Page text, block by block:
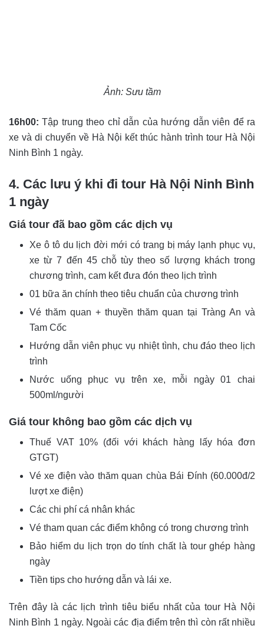
Ảnh: Sưu tầm
16h00: Tập trung theo chỉ dẫn của hướng dẫn viên để ra
xe và di chuyển về Hà Nội kết thúc hành trình tour Hà Nội
Ninh Bình 1 ngày.
4. Các lưu ý khi đi tour Hà Nội Ninh Bình
1 ngày
Giá tour đã bao gồm các dịch vụ
Xe ô tô du lịch đời mới có trang bị máy lạnh phục vụ,
xe từ 7 đến 45 chỗ tùy theo số lượng khách trong
chương trình, cam kết đưa đón theo lịch trình
01 bữa ăn chính theo tiêu chuẩn của chương trình
Vé thăm quan + thuyền thăm quan tại Tràng An và
Tam Cốc
Hướng dẫn viên phục vụ nhiệt tình, chu đáo theo lịch
trình
Nước uống phục vụ trên xe, mỗi ngày 01 chai
500ml/người
Giá tour không bao gồm các dịch vụ
Thuế VAT 10% (đối với khách hàng lấy hóa đơn
GTGT)
Vé xe điện vào thăm quan chùa Bái Đính (60.000đ/2
lượt xe điện)
Các chi phí cá nhân khác
Vé tham quan các điểm không có trong chương trình
Bảo hiểm du lịch trọn do tính chất là tour ghép hàng
ngày
Tiền tips cho hướng dẫn và lái xe.
Trên đây là các lịch trình tiêu biểu nhất của tour Hà Nội
Ninh Bình 1 ngày. Ngoài các địa điểm trên thì còn rất nhiều